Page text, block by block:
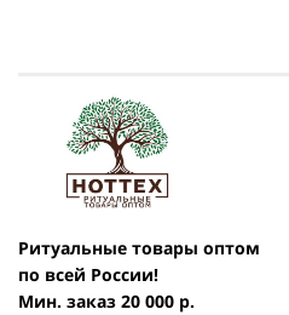
Ритуальные товары оптом
по всей России!
Мин. заказ 20 000 р.